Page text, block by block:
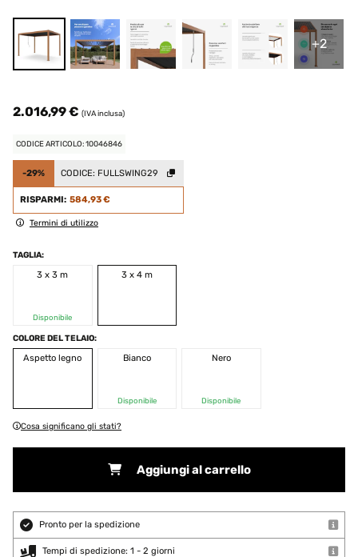
+2
2.016,99 € (IVA inclusa)
CODICE ARTICOLO: 10046846
-29% CODICE: FULLSWING29
RISPARMI: 584,93 €
Termini di utilizzo
TAGLIA:
3 x 3 m
Disponibile
3 x 4 m
COLORE DEL TELAIO:
Aspetto legno
Bianco
Disponibile
Nero
Disponibile
Cosa significano gli stati?
Aggiungi al carrello
Pronto per la spedizione
Tempi di spedizione: 1 - 2 giorni